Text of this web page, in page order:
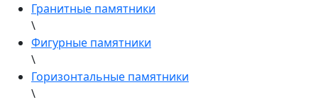
Гранитные памятники
\
Фигурные памятники
\
Горизонтальные памятники
\